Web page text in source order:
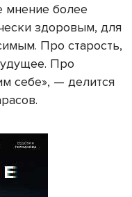
мнение более
здоровым, для
Про старость,
Про
себе», — делится